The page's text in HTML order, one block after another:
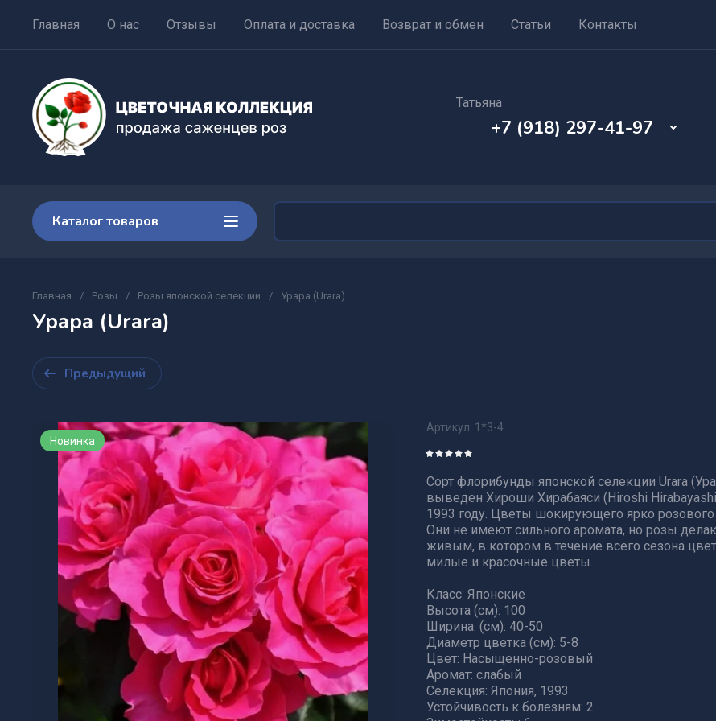
Главная О нас Отзывы Оплата и доставка Возврат и обмен Статьи Контакты
Татьяна
+7 (918) 297-41-97
Каталог товаров
Главная / Розы / Розы японской селекции / Урара (Urara)
Урара (Urara)
Предыдущий
Новинка
Артикул: 1*3-4
Сорт флорибунды японской селекции Urara
выведен Хироши Хирабаяси (Hiroshi
1993 году. Цветы шокирующего ярко розового
Они не имеют сильного аромата, но розы
живым, в котором в течение всего сезона
милые и красочные цветы.
Класс: Японские
Высота (см): 100
Ширина: (см): 40-50
Диаметр цветка (см): 5-8
Цвет: Насыщенно-розовый
Аромат: слабый
Селекция: Япония, 1993
Устойчивость к болезням: 2